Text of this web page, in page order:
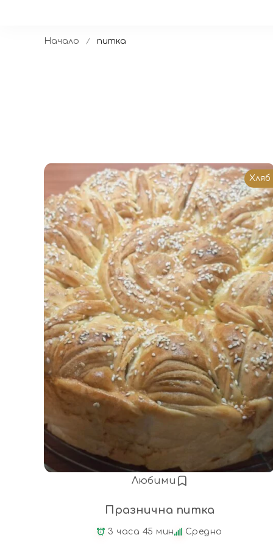
Начало питка
Любими
Хляб
Празнична питка
3 часа 45 мин Средно